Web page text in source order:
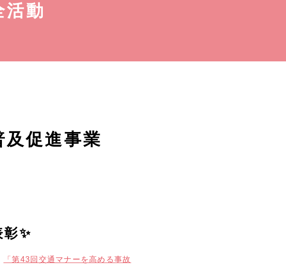
活動
促進事業
✨
「第43回交通マナーを高める事故